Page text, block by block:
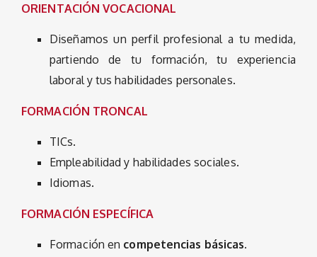
ORIENTACIÓN VOCACIONAL
Diseñamos un perfil profesional a tu medida,
partiendo de tu formación, tu experiencia
laboral y tus habilidades personales.
FORMACIÓN TRONCAL
TICs.
Empleabilidad y habilidades sociales.
Idiomas.
FORMACIÓN ESPECÍFICA
Formación en competencias básicas.